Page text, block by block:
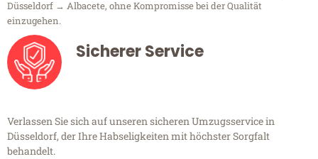
Düsseldorf → Albacete, ohne Kompromisse bei der Qualität
einzugehen.
Sicherer Service
Verlassen Sie sich auf unseren sicheren Umzugsservice in
Düsseldorf, der Ihre Habseligkeiten mit höchster Sorgfalt
behandelt.